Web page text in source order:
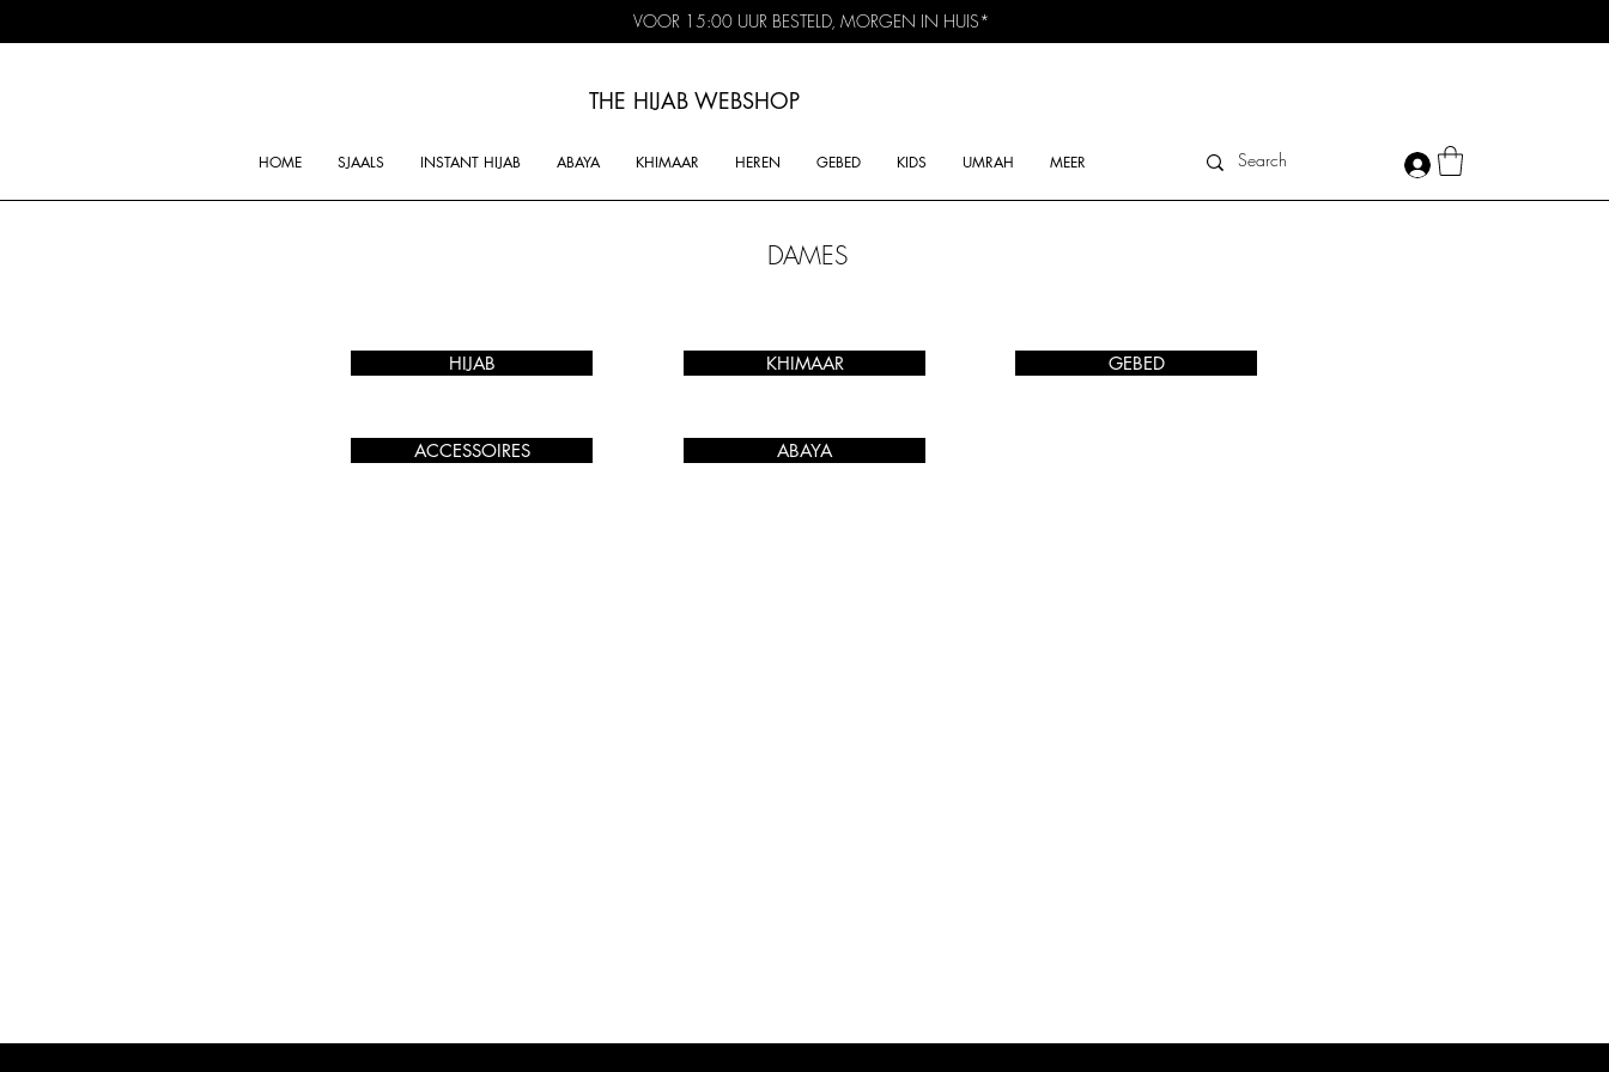
VOOR 15:00 UUR BESTELD, MORGEN IN HUIS*
THE HIJAB WEBSHOP
HOME SJAALS INSTANT HIJAB ABAYA KHIMAAR HEREN GEBED KIDS UMRAH MEER
DAMES
HIJAB
ACCESSOIRES
KHIMAAR GEBED
ABAYA